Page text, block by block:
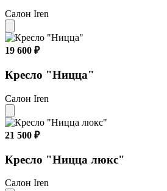
Салон Iren
19 600 ₽
Кресло "Ницца"
Салон Iren
21 500 ₽
Кресло "Ницца люкс"
Салон Iren